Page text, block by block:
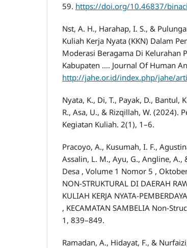
59. https://doi.org/10.46837/
Nst, A. H., Harahap, I. S., &
Kuliah Kerja Nyata (KKN) Dalam
Moderasi Beragama Di Kelurahan
Kabupaten …. Journal Of Human
http://jahe.or.id/index.php/jahe/
Nyata, K., Di, T., Payak, D., Bantul,
R., Asa, U., & Rizqillah, W. (2024).
Kegiatan Kuliah. 2(1), 1–6.
Pracoyo, A., Kusumah, I. F.,
Assalin, L. M., Ayu, G., Angline, A.,
Desa , Volume 1 Nomor 5 ,
NON-STRUKTURAL DI DAERAH
KULIAH KERJA NYATA-
, KECAMATAN SAMBELIA Non-
1, 839–849.
Ramadan, A., Hidayat, F., &